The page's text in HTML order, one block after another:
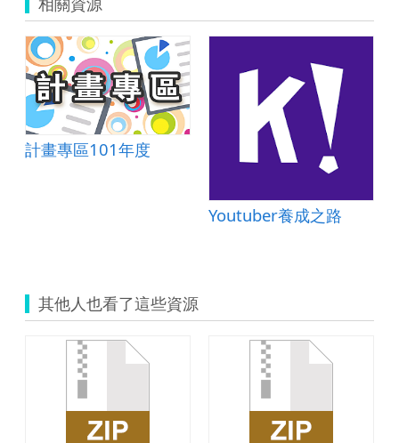
計畫專區101年度
Youtuber養成之路
其他人也看了這些資源